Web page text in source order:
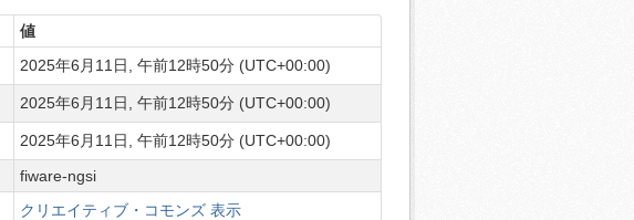
値
2025年6月11日, 午前12時50分 (UTC+00:00)
2025年6月11日, 午前12時50分 (UTC+00:00)
2025年6月11日, 午前12時50分 (UTC+00:00)
fiware-ngsi
クリエイティブ・コモンズ 表示